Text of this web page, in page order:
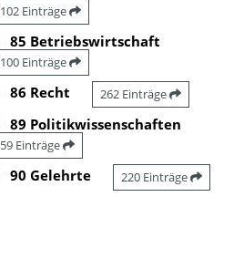
102 Einträge
85 Betriebswirtschaft
100 Einträge
86 Recht 262 Einträge
89 Politikwissenschaften
59 Einträge
90 Gelehrte 220 Einträge